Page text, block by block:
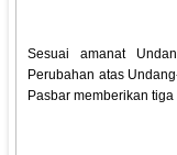
Sesuai amanat
Perubahan atas
Pasbar memberikan